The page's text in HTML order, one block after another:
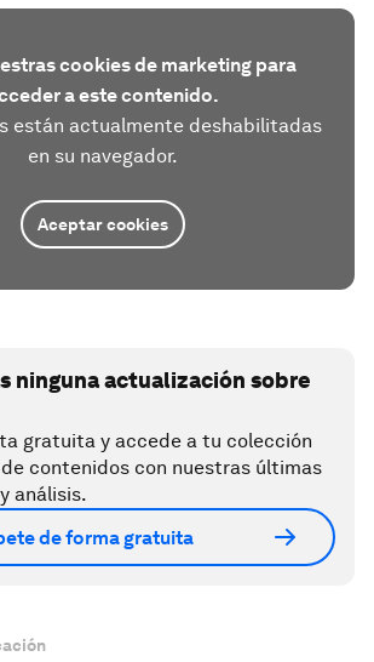
cookies de marketing para
a este contenido.
están actualmente deshabilitadas
en su navegador.
Aceptar cookies
ninguna actualización sobre
gratuita y accede a tu colección
contenidos con nuestras últimas
análisis.
de forma gratuita